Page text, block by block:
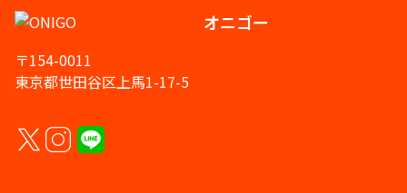
オニゴー
〒154-0011
東京都世田谷区上馬1-17-5